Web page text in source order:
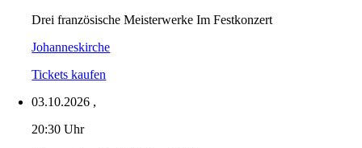
Drei französische Meisterwerke Im Festkonzert
Johanneskirche
Tickets kaufen
03.10.2026 ,
20:30 Uhr